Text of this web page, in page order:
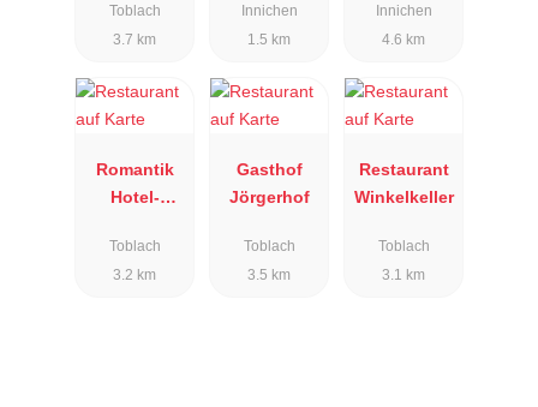
Toblach
3.7 km
Innichen
1.5 km
Innichen
4.6 km
Romantik
Hotel-
Santer
Toblach
3.2 km
Gasthof
Jörgerhof
Toblach
3.5 km
Restaurant
Winkelkeller
Toblach
3.1 km